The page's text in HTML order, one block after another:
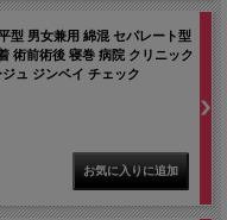
型 男女兼用 綿混 セパレート型
術前術後 寝巻 病院 クリニック
ュ ジンベイ チェック